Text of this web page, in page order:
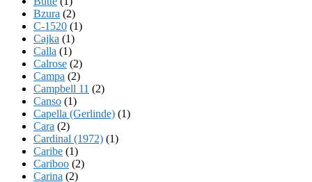
Bzura (2)
C-1520 (1)
Cajka (1)
Calla (1)
Calrose (2)
Campa (2)
Campbell 11 (2)
Canso (1)
Capella (Gerlinde) (1)
Cara (2)
Cardinal (1972) (1)
Caribe (1)
Cariboo (2)
Carina (2)